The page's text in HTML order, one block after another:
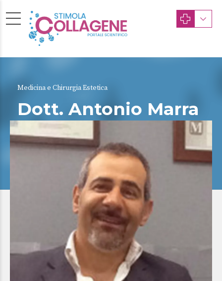
Medicina e Chirurgia Estetica
Dott. Antonio Marra
ROMA
Albo Provinciale dei Medici Chirurghi di ROMA
(Ordine della Provincia di ROMA) n. 0000049937